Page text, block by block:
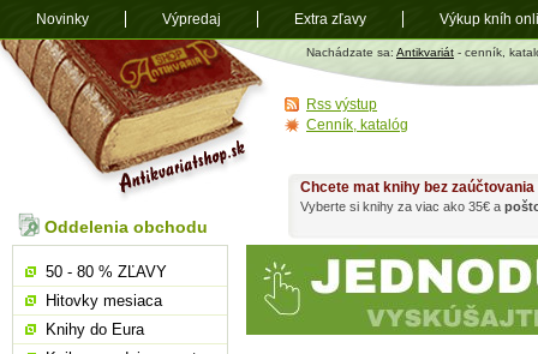
Antikvariát
shop.sk
Nachádzate sa: Antikvariát - cenník,
Chcete mat knihy bez
Vyberte si knihy za viac ako 35€ a
Oddelenia obchodu
50 - 80 % ZĽAVY
Hitovky mesiaca
Knihy do Eura
Rss výstup
Cenník, katalóg
Novinky Výpredaj Extra zľavy Výkup kníh